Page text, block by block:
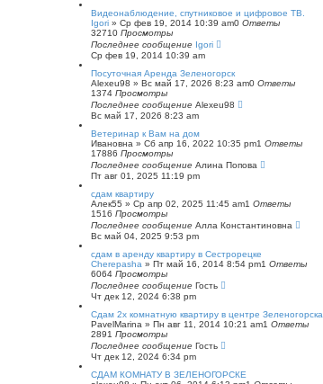
к
Видеонаблюдение, спутниковое и цифровое ТВ.
Igori » Ср фев 19, 2014 10:39 am0 Ответы
32710 Просмотры
Последнее сообщение Igori
Ср фев 19, 2014 10:39 am
Посуточная Аренда Зеленогорск
Alexeu98 » Вс май 17, 2026 8:23 am0 Ответы
1374 Просмотры
Последнее сообщение Alexeu98
Вс май 17, 2026 8:23 am
Ветеринар к Вам на дом
Ивановна » Сб апр 16, 2022 10:35 pm1 Ответы
17886 Просмотры
Последнее сообщение Алина Попова
Пт авг 01, 2025 11:19 pm
сдам квартиру
Алек55 » Ср апр 02, 2025 11:45 am1 Ответы
1516 Просмотры
Последнее сообщение Алла Константиновна
Вс май 04, 2025 9:53 pm
сдам в аренду квартиру в Сестрорецке
Cherepasha » Пт май 16, 2014 8:54 pm1 Ответы
6064 Просмотры
Последнее сообщение Гость
Чт дек 12, 2024 6:38 pm
Сдам 2х комнатную квартиру в центре Зеленогорска
PavelMarina » Пн авг 11, 2014 10:21 am1 Ответы
2891 Просмотры
Последнее сообщение Гость
Чт дек 12, 2024 6:34 pm
СДАМ КОМНАТУ В ЗЕЛЕНОГОРСКЕ